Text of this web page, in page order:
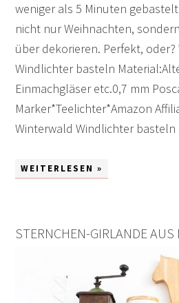
weniger als 5 Minuten
nicht nur Weihnachten,
über dekorieren. Perfekt, oder?
Windlichter basteln
Einmachgläser etc.0,7 mm
Marker*Teelichter*Amazon
Winterwald Windlichter
WEITERLESEN »
STERNCHEN-GIRLANDE